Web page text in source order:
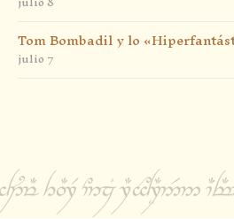
Tom Bombadil y lo
julio 7